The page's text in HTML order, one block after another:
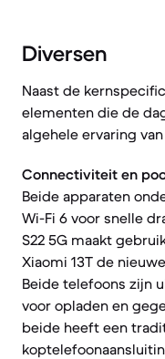
Diversen
Naast de
elementen die de
algehele ervaring
Connectiviteit en
Beide apparaten
Wi-Fi 6 voor snelle
S22 5G maakt
Xiaomi 13T de
Beide telefoons zijn
voor opladen en
beide heeft een